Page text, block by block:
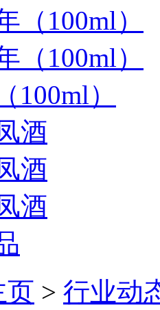
（100ml）
（100ml）
100ml）
酒
酒
酒
页 > 行业动